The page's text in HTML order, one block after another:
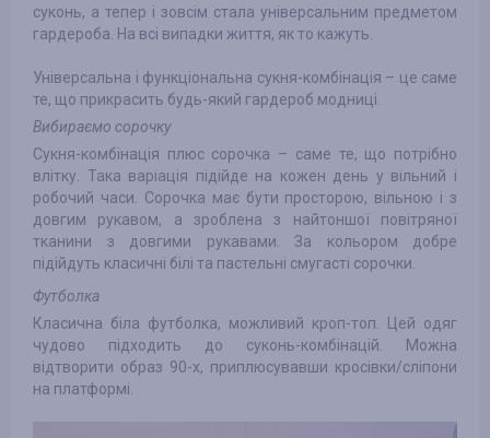
суконь, а тепер і зовсім стала універсальним предметом
гардероба. На всі випадки життя, як то кажуть.
Універсальна і функціональна сукня-комбінація – це саме
те, що прикрасить будь-який гардероб модниці.
Вибираємо сорочку
Сукня-комбінація плюс сорочка – саме те, що потрібно
влітку. Така варіація підійде на кожен день у вільний і
робочий часи. Сорочка має бути просторою, вільною і з
довгим рукавом, а зроблена з найтоншої повітряної
тканини з довгими рукавами. За кольором добре
підійдуть класичні білі та пастельні смугасті сорочки.
Футболка
Класична біла футболка, можливий кроп-топ. Цей одяг
чудово підходить до суконь-комбінацій. Можна
відтворити образ 90-х, приплюсувавши кросівки/сліпони
на платформі.